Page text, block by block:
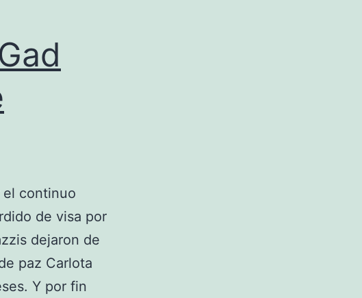
el continuo
de visa por
dejaron de
paz Carlota
Y por fin